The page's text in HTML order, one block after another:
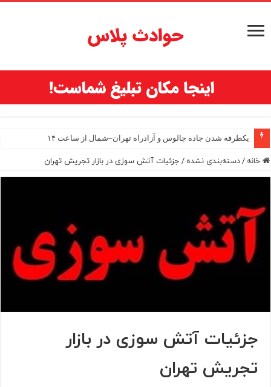
یکطرفه شدن جاده چالوس و آزادراه تهران–شمال از ساعت ۱۴
خانه/دسته‌بندی نشده/جزئیات آتش سوزی در بازار تجریش تهران
جزئیات آتش سوزی در بازار
تجریش تهران